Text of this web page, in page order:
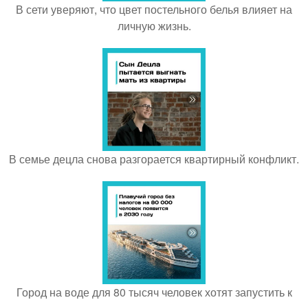
В сети уверяют, что цвет постельного белья влияет на
личную жизнь.
В семье децла снова разгорается квартирный конфликт.
Город на воде для 80 тысяч человек хотят запустить к